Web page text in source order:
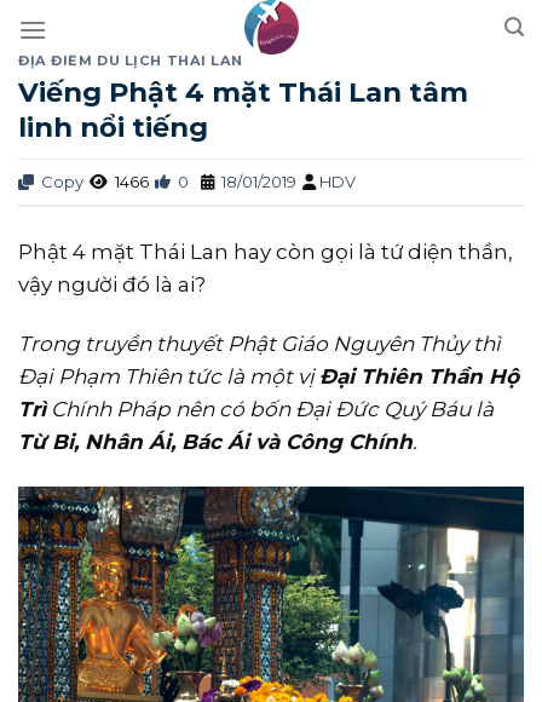
content
ĐỊA ĐIỂM DU LỊCH THÁI LAN
Viếng Phật 4 mặt Thái Lan tâm
linh nổi tiếng
Copy 1466 0 18/01/2019 HDV
Phật 4 mặt Thái Lan hay còn gọi là tứ diện thần,
vậy người đó là ai?
Trong truyền thuyết Phật Giáo Nguyên Thủy thì
Đại Phạm Thiên tức là một vị Đại Thiên Thần Hộ
TrìChính Pháp nên có bốn Đại Đức Quý Báu là
Từ Bi, Nhân Ái, Bác Ái và Công Chính.